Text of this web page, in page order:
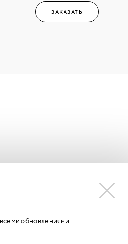
ЗАКАЗАТЬ
БУДЬ В КУРСЕ НОВОСТЕЙ
обновлениями